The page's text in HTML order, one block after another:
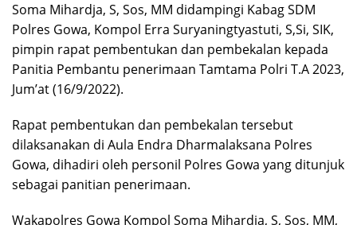
Soma Mihardja, S, Sos, MM didampingi Kabag SDM
Polres Gowa, Kompol Erra Suryaningtyastuti, S,Si, SIK,
pimpin rapat pembentukan dan pembekalan kepada
Panitia Pembantu penerimaan Tamtama Polri T.A 2023,
Jum’at (16/9/2022).
Rapat pembentukan dan pembekalan tersebut
dilaksanakan di Aula Endra Dharmalaksana Polres
Gowa, dihadiri oleh personil Polres Gowa yang ditunjuk
sebagai panitian penerimaan.
Wakapolres Gowa Kompol Soma Mihardja, S, Sos, MM,